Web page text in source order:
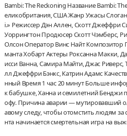
Bambi: The Reckoning Название Bambi:
еликобритания, США Жанр Ужасы
i.» Режиссер Дэн Аллен, Скотт Джеффри
Уоррингтон Продюсер Скотт Чэмберс,
Олсон Оператор Винс Найт Композитор
манта Хобарт Актеры Роксанна Макки,
исси Ванна, Самира Майти, Джас Риверс,
лл Джеффри Бэнкс, Катрин Адамс
нный Время 1 час 20 минут Больше
к бабушке, Ханна и семилетний Бенджи
офу. Причина аварии — мутировавший
авому следу, чтобы отомстить людям за
нта начинается смертельная игра на